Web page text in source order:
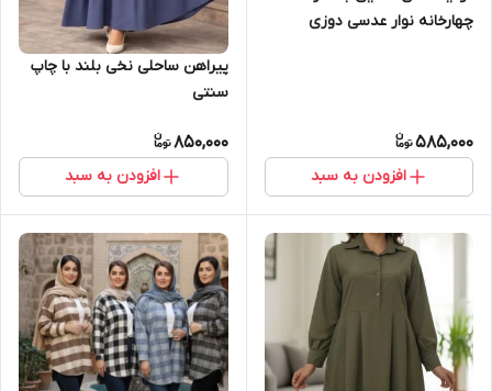
چهارخانه نوار عدسی دوزی
585,000
افزودن به سبد
پیراهن ساحلی نخی بلند با چاپ
سنتی
850,000
افزودن به سبد